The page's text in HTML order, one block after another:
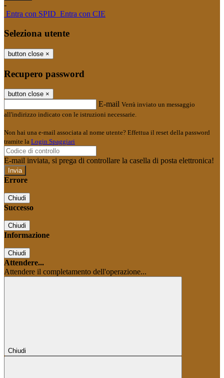
-
Entra con SPID Entra con CIE
Seleziona utente
button close ×
Recupero password
button close ×
E-mail Verrà inviato un messaggio
all'indirizzo indicato con le istruzioni necessarie.
Non hai una e-mail associata al nome utente? Effettua il reset della password
tramite la Login Spaggiari
E-mail inviata, si prega di controllare la casella di posta elettronica!
Errore
Chiudi
Successo
Chiudi
Informazione
Chiudi
Attendere...
Attendere il completamento dell'operazione...
Chiudi